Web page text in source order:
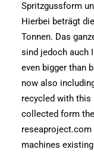
Spritzgussform
Hierbei beträgt
Tonnen. Das
sind jedoch auch
even bigger than
now also
recycled with this
collected form
machines